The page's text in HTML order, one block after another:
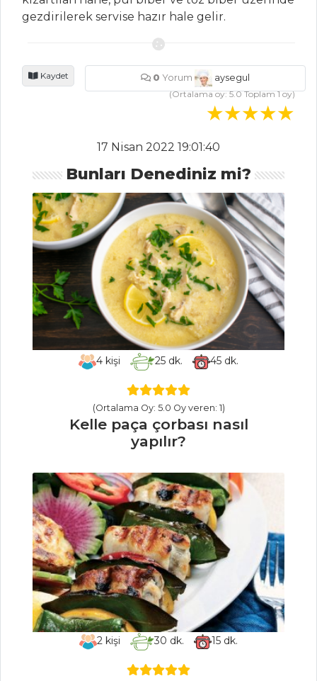
Zeytinli Parmak
KIRMIZI TART
BALIK
YEMEKLERI
Acı Soslu Balık
Kağıtta Narlı
Palamut
Tuzlu
Karabiberli Kalamar
Balık Yemekleri
Tüm Tarifleri
YEMEKLERI
Patatesli Kabak
Mücver
Sebze Yemekleri
Tüm Tarifleri
MASTERCHEF
Ustasından çok
pratik tarhana
gezdirilerek servise hazır hale gelir.
Kaydet 0 Yorum
aysegul
(Ortalama oy:5.0Toplam1oy)
17 Nisan 2022 19:01:40
Bunları Denediniz mi?
4 kişi 25dk. 45dk.
(Ortalama Oy: 5.0 Oy veren: 1)
Kelle paça çorbası nasıl
yapılır?
2kişi 30 dk. 15 dk.